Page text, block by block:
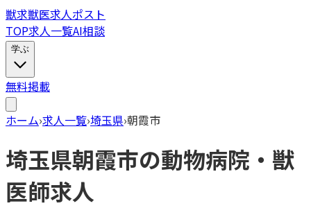
獣求獣医求人ポスト
TOP求人一覧AI相談
学ぶ
無料掲載
ホーム›求人一覧›埼玉県›朝霞市
埼玉県朝霞市の動物病院・獣
医師求人